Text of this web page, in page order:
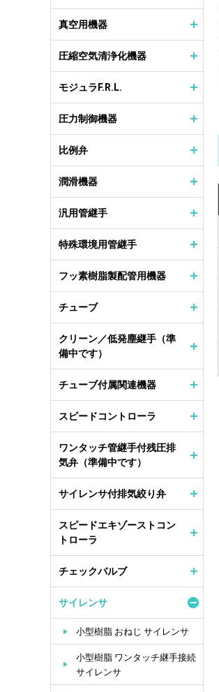
真空用機器
圧縮空気清浄化機器
モジュラF.R.L.
圧力制御機器
比例弁
潤滑機器
汎用管継手
特殊環境用管継手
フッ素樹脂製配管用機器
チューブ
クリーン／低発塵継手（準
備中です）
チューブ付属関連機器
スピードコントローラ
ワンタッチ管継手付残圧排
気弁（準備中です）
サイレンサ付排気絞り弁
スピードエキゾーストコン
トローラ
チェックバルブ
サイレンサ
小型樹脂 おねじ サイレンサ
小型樹脂 ワンタッチ継手接続
サイレンサ